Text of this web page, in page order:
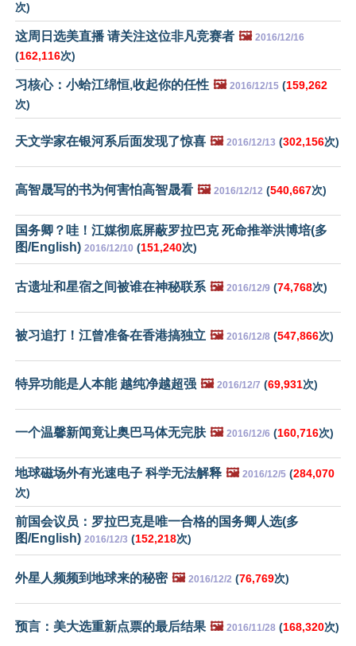
次)
这周日选美直播 请关注这位非凡竞赛者 🖼️ 2016/12/16
(162,116次)
习核心：小蛤江绵恒,收起你的任性 🖼️ 2016/12/15 (159,262
次)
天文学家在银河系后面发现了惊喜 🖼️ 2016/12/13 (302,156次)
高智晟写的书为何害怕高智晟看 🖼️ 2016/12/12 (540,667次)
国务卿？哇！江媒彻底屏蔽罗拉巴克 死命推举洪博培(多
图/English) 2016/12/10 (151,240次)
古遗址和星宿之间被谁在神秘联系 🖼️ 2016/12/9 (74,768次)
被习追打！江曾准备在香港搞独立 🖼️ 2016/12/8 (547,866次)
特异功能是人本能 越纯净越超强 🖼️ 2016/12/7 (69,931次)
一个温馨新闻竟让奥巴马体无完肤 🖼️ 2016/12/6 (160,716次)
地球磁场外有光速电子 科学无法解释 🖼️ 2016/12/5 (284,070
次)
前国会议员：罗拉巴克是唯一合格的国务卿人选(多
图/English) 2016/12/3 (152,218次)
外星人频频到地球来的秘密 🖼️ 2016/12/2 (76,769次)
预言：美大选重新点票的最后结果 🖼️ 2016/11/28 (168,320次)